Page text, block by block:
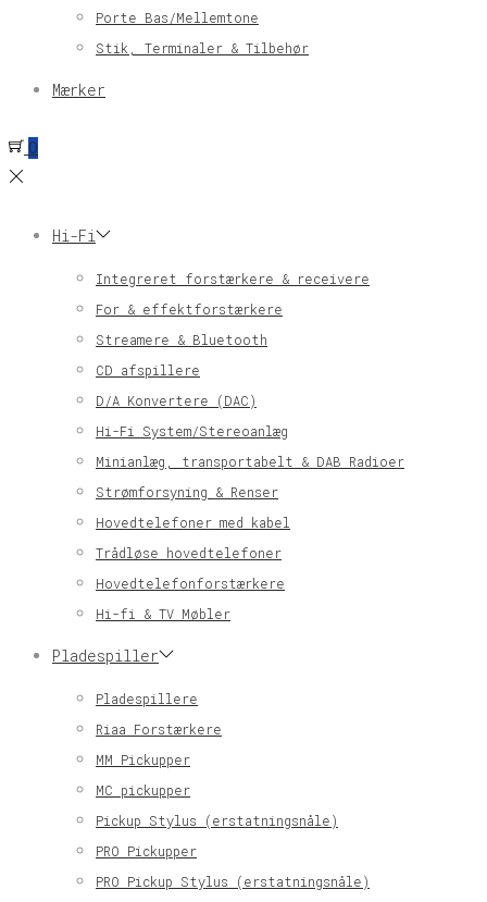
Porte Bas/Mellemtone
Stik, Terminaler & Tilbehør
Mærker
0
Hi-Fi
Integreret forstærkere & receivere
For & effektforstærkere
Streamere & Bluetooth
CD afspillere
D/A Konvertere (DAC)
Hi-Fi System/Stereoanlæg
Minianlæg, transportabelt & DAB Radioer
Strømforsyning & Renser
Hovedtelefoner med kabel
Trådløse hovedtelefoner
Hovedtelefonforstærkere
Hi-fi & TV Møbler
Pladespiller
Pladespillere
Riaa Forstærkere
MM Pickupper
MC pickupper
Pickup Stylus (erstatningsnåle)
PRO Pickupper
PRO Pickup Stylus (erstatningsnåle)